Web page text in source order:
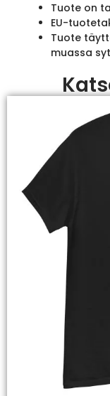
Tuote on
EU-
Tuote
muassa